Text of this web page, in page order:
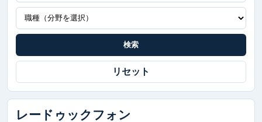
検索
リセット
レードゥックフォン